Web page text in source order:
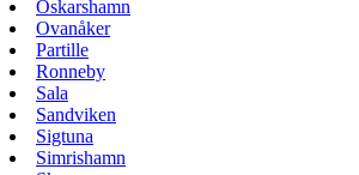
Oskarshamn
Ovanåker
Partille
Ronneby
Sala
Sandviken
Sigtuna
Simrishamn